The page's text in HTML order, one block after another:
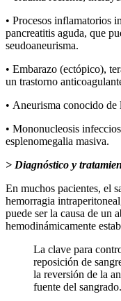
• Procesos inflamatorios
pancreatitis aguda, que
seudoaneurisma.
• Embarazo (ectópico),
un trastorno
• Aneurisma conocido de
• Mononucleosis
esplenomegalia masiva.
> Diagnóstico y
En muchos pacientes, el
hemorragia
puede ser la causa de un
hemodinámicamente
La clave para
reposición de
la reversión de la
fuente del sangrado.